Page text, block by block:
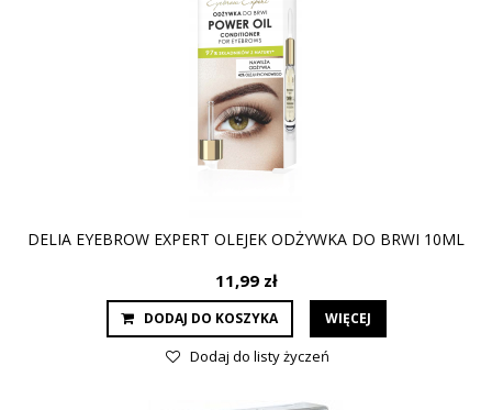
DELIA EYEBROW EXPERT OLEJEK ODŻYWKA DO BRWI 10ML
11,99 zł
DODAJ DO KOSZYKA WIĘCEJ
Dodaj do listy życzeń